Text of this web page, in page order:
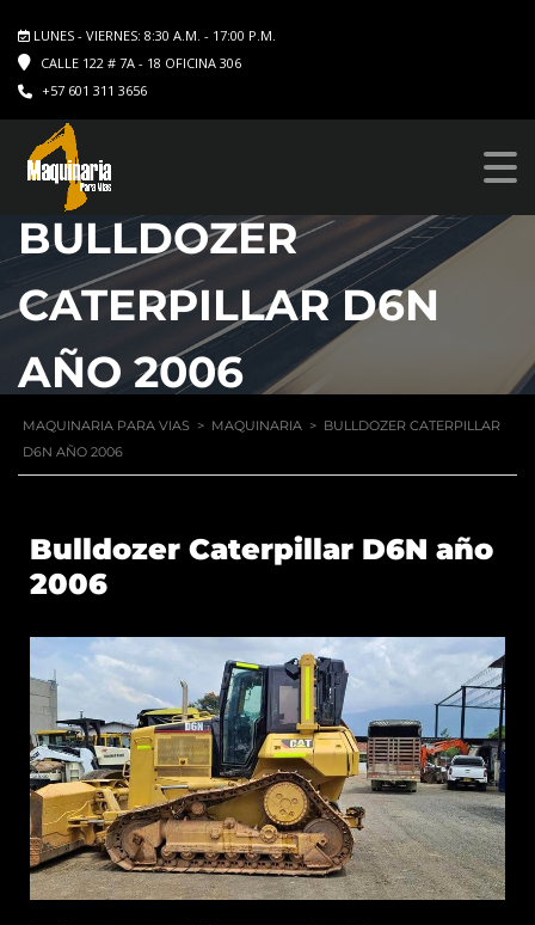
LUNES - VIERNES: 8:30 A.M. - 17:00 P.M.
CALLE 122 # 7A - 18 OFICINA 306
+57 601 311 3656
BULLDOZER
CATERPILLAR D6N
AÑO 2006
MAQUINARIA PARA VIAS > MAQUINARIA > BULLDOZER CATERPILLAR
D6N AÑO 2006
Bulldozer Caterpillar D6N año
2006